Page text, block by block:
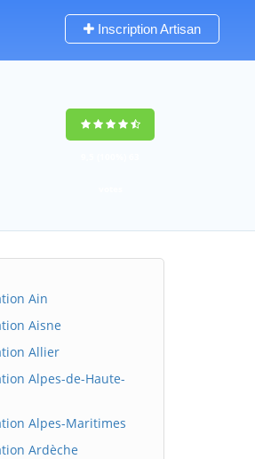
Inscription Artisan
Ain
Aisne
Allier
Alpes-de-Haute-
Alpes-Maritimes
Ardèche